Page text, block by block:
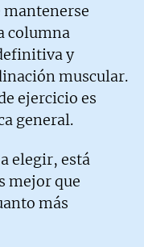
columna
y
muscular.
ejercicio es
general.
elegir, está
mejor que
más